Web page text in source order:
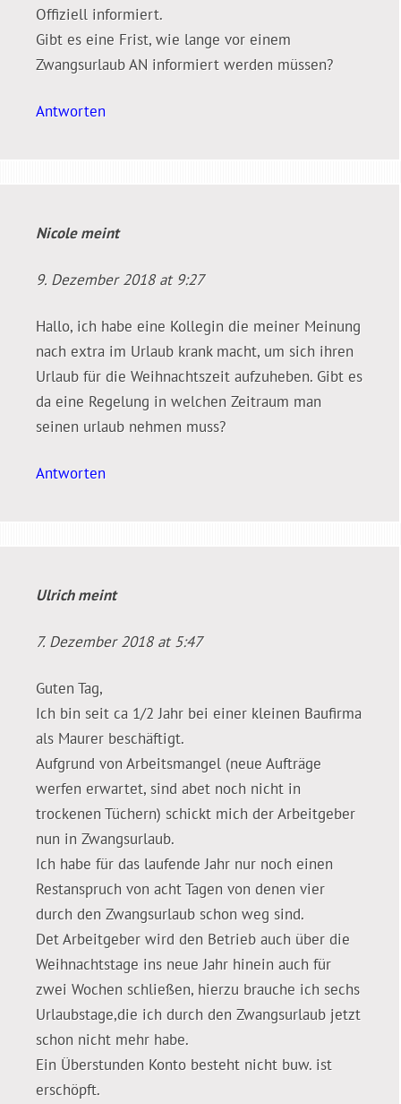
Offiziell informiert.
Gibt es eine Frist, wie lange vor einem
Zwangsurlaub AN informiert werden müssen?
Antworten
Nicolemeint
9. Dezember 2018 at 9:27
Hallo, ich habe eine Kollegin die meiner Meinung
nach extra im Urlaub krank macht, um sich ihren
Urlaub für die Weihnachtszeit aufzuheben. Gibt es
da eine Regelung in welchen Zeitraum man
seinen urlaub nehmen muss?
Antworten
Ulrichmeint
7. Dezember 2018 at 5:47
Guten Tag,
Ich bin seit ca 1/2 Jahr bei einer kleinen Baufirma
als Maurer beschäftigt.
Aufgrund von Arbeitsmangel (neue Aufträge
werfen erwartet, sind abet noch nicht in
trockenen Tüchern) schickt mich der Arbeitgeber
nun in Zwangsurlaub.
Ich habe für das laufende Jahr nur noch einen
Restanspruch von acht Tagen von denen vier
durch den Zwangsurlaub schon weg sind.
Det Arbeitgeber wird den Betrieb auch über die
Weihnachtstage ins neue Jahr hinein auch für
zwei Wochen schließen, hierzu brauche ich sechs
Urlaubstage,die ich durch den Zwangsurlaub jetzt
schon nicht mehr habe.
Ein Überstunden Konto besteht nicht buw. ist
erschöpft.